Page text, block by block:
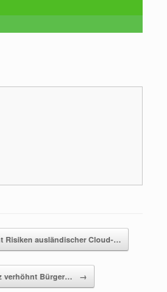
Risiken ausländischer Cloud-…
verhöhnt Bürger… →